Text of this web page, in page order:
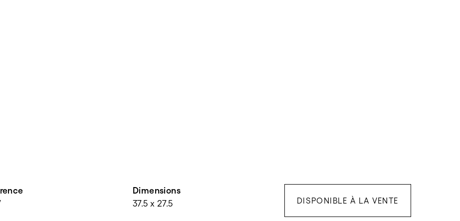
Dimensions
37.5 x 27.5
DISPONIBLE À LA VENTE